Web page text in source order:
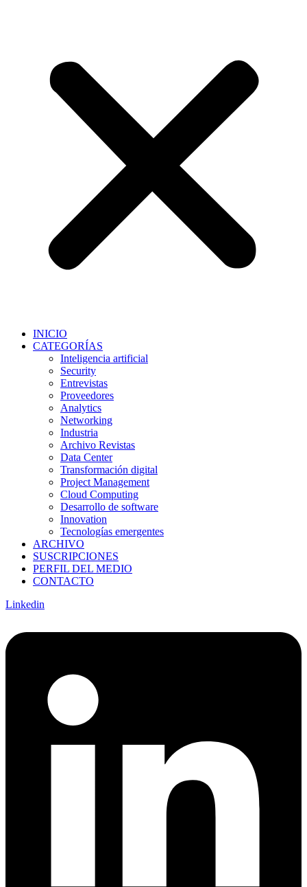
INICIO
CATEGORÍAS
Inteligencia artificial
Security
Entrevistas
Proveedores
Analytics
Networking
Industria
Archivo Revistas
Data Center
Transformación digital
Project Management
Cloud Computing
Desarrollo de software
Innovation
Tecnologías emergentes
ARCHIVO
SUSCRIPCIONES
PERFIL DEL MEDIO
CONTACTO
Linkedin